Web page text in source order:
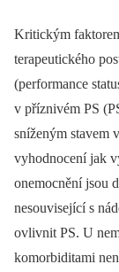
Kritickým
terapeutického
(performance
v příznivém PS
sníženým stavem
vyhodnocení jak
onemocnění jsou
nesouvisející s
ovlivnit PS. U
komorbiditami